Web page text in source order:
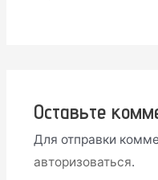
Оставьте
Для отправки
авторизоваться.